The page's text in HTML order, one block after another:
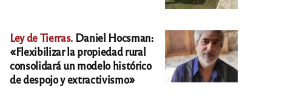
Ley de Tierras. Daniel Hocsman:
«Flexibilizar la propiedad rural
consolidará un modelo histórico
de despojo y extractivismo»